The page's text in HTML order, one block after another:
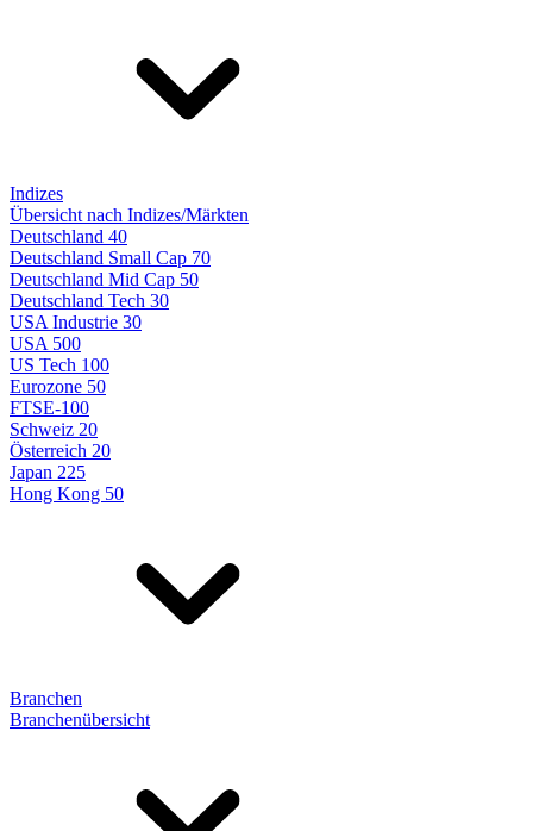
Indizes
Übersicht nach Indizes/Märkten
Deutschland 40
Deutschland Small Cap 70
Deutschland Mid Cap 50
Deutschland Tech 30
USA Industrie 30
USA 500
US Tech 100
Eurozone 50
FTSE-100
Schweiz 20
Österreich 20
Japan 225
Hong Kong 50
Branchen
Branchenübersicht